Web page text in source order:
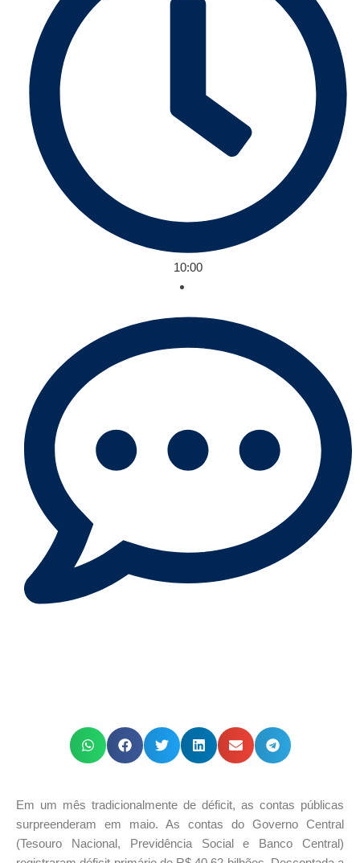
10:00
Em um mês tradicionalmente de déficit, as contas públicas
surpreenderam em maio. As contas do Governo Central
(Tesouro Nacional, Previdência Social e Banco Central)